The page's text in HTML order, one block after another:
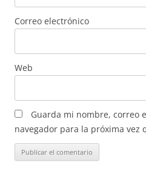
Correo electrónico
Web
Guarda mi nombre, correo
navegador para la próxima vez